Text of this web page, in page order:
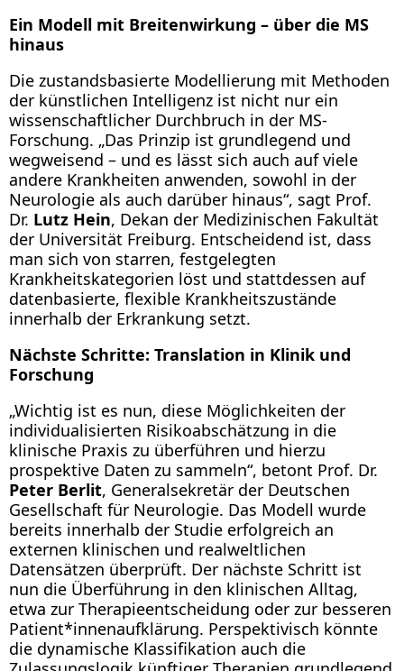
Ein Modell mit Breitenwirkung – über die MS
hinaus
Die zustandsbasierte Modellierung mit Methoden
der künstlichen Intelligenz ist nicht nur ein
wissenschaftlicher Durchbruch in der MS-
Forschung. „Das Prinzip ist grundlegend und
wegweisend – und es lässt sich auch auf viele
andere Krankheiten anwenden, sowohl in der
Neurologie als auch darüber hinaus“, sagt Prof.
Dr. Lutz Hein, Dekan der Medizinischen Fakultät
der Universität Freiburg. Entscheidend ist, dass
man sich von starren, festgelegten
Krankheitskategorien löst und stattdessen auf
datenbasierte, flexible Krankheitszustände
innerhalb der Erkrankung setzt.
Nächste Schritte: Translation in Klinik und
Forschung
„Wichtig ist es nun, diese Möglichkeiten der
individualisierten Risikoabschätzung in die
klinische Praxis zu überführen und hierzu
prospektive Daten zu sammeln“, betont Prof. Dr.
Peter Berlit, Generalsekretär der Deutschen
Gesellschaft für Neurologie. Das Modell wurde
bereits innerhalb der Studie erfolgreich an
externen klinischen und realweltlichen
Datensätzen überprüft. Der nächste Schritt ist
nun die Überführung in den klinischen Alltag,
etwa zur Therapieentscheidung oder zur besseren
Patient*innenaufklärung. Perspektivisch könnte
die dynamische Klassifikation auch die